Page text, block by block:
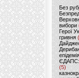
Без
вибори
Герої
гривня
ЄДАПС:
(5)